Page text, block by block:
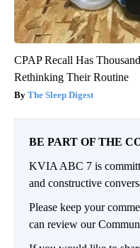
CPAP Recall Has
Rethinking Their Routine
The Sleep Digest
BE PART OF THE
KVIA ABC 7 is
and constructive
Please keep your
can review our